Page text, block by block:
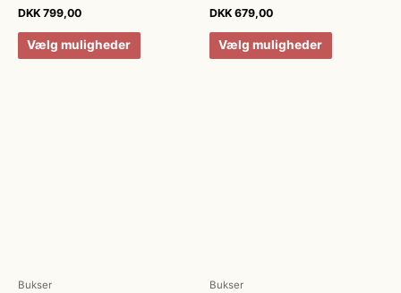
DKK 799,00
Vælg muligheder
DKK 679,00
Vælg muligheder
Bukser Bukser